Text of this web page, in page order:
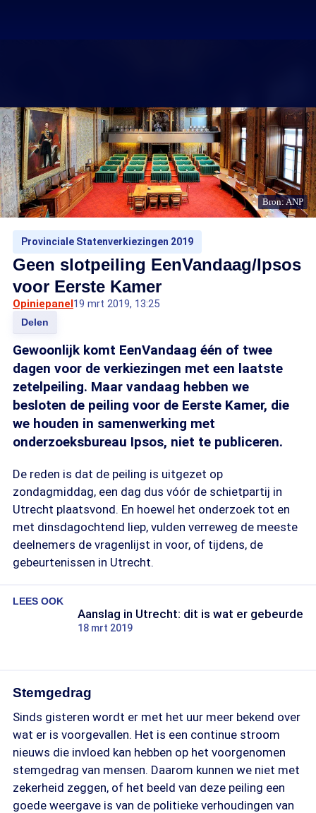
Bron: ANP
Provinciale Statenverkiezingen 2019
Geen slotpeiling EenVandaag/Ipsos
voor Eerste Kamer
Opiniepanel19 mrt 2019, 13:25
Delen
Gewoonlijk komt EenVandaag één of twee
dagen voor de verkiezingen met een laatste
zetelpeiling. Maar vandaag hebben we
besloten de peiling voor de Eerste Kamer, die
we houden in samenwerking met
onderzoeksbureau Ipsos, niet te publiceren.
De reden is dat de peiling is uitgezet op
zondagmiddag, een dag dus vóór de schietpartij in
Utrecht plaatsvond. En hoewel het onderzoek tot en
met dinsdagochtend liep, vulden verreweg de meeste
deelnemers de vragenlijst in voor, of tijdens, de
gebeurtenissen in Utrecht.
LEES OOK
Aanslag in Utrecht: dit is wat er gebeurde
18 mrt 2019
Stemgedrag
Sinds gisteren wordt er met het uur meer bekend over
wat er is voorgevallen. Het is een continue stroom
nieuws die invloed kan hebben op het voorgenomen
stemgedrag van mensen. Daarom kunnen we niet met
zekerheid zeggen, of het beeld van deze peiling een
goede weergave is van de politieke verhoudingen van